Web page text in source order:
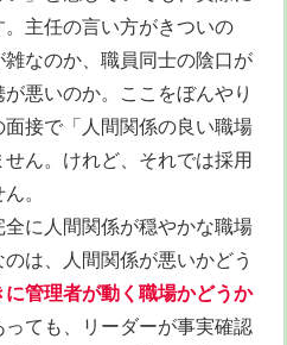
主任の言い方がきついの
なのか、職員同士の陰口が
悪いのか。ここをぼんやり
接で「人間関係の良い職場
ん。けれど、それでは採用
。
に人間関係が穏やかな職場
は、人間関係が悪いかどう
管理者が動く職場かどうか
ても、リーダーが事実確認